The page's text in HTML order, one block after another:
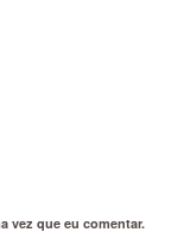
vez que eu comentar.